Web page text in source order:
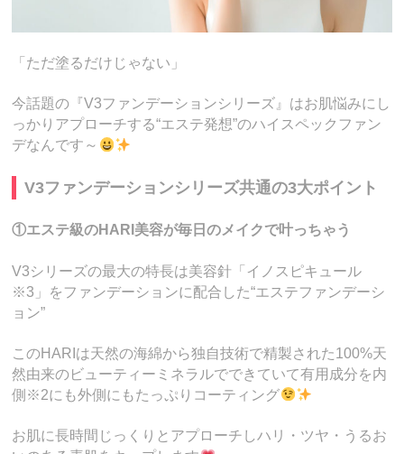
「ただ塗るだけじゃない」
今話題の『V3ファンデーションシリーズ』はお肌悩みにし
っかりアプローチする“エステ発想”のハイスペックファン
デなんです～
V3ファンデーションシリーズ共通の3大ポイント
①エステ級のHARI美容が毎日のメイクで叶っちゃう
V3シリーズの最大の特長は美容針「イノスピキュール
※3」をファンデーションに配合した“エステファンデーシ
ョン”
このHARIは天然の海綿から独自技術で精製された100%天
然由来のビューティーミネラルでできていて有用成分を内
側※2にも外側にもたっぷりコーティング
お肌に長時間じっくりとアプローチしハリ・ツヤ・うるお